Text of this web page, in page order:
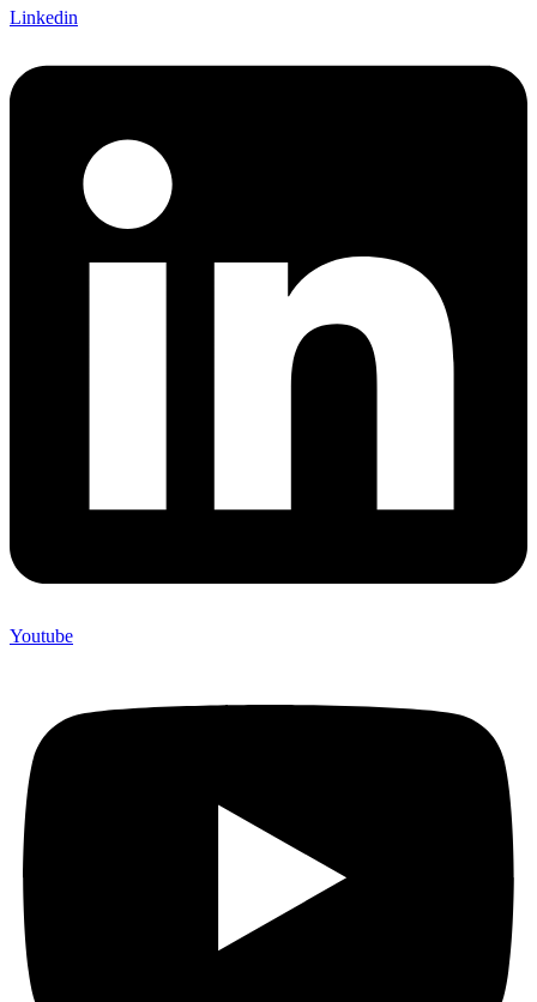
Linkedin
Youtube